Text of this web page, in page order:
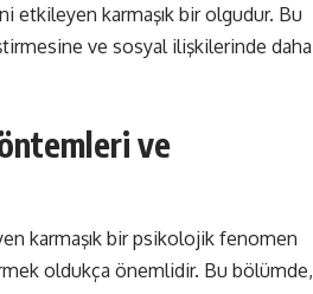
etkileyen karmaşık bir olgudur. Bu
ve sosyal ilişkilerinde daha
ve
karmaşık bir psikolojik fenomen
oldukça önemlidir. Bu bölümde,